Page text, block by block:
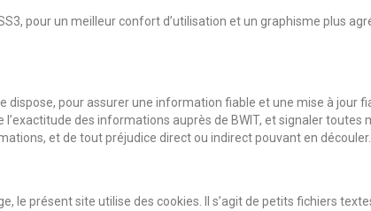
pour un meilleur confort d’utilisation et un graphisme plus
dispose, pour assurer une information fiable et une mise à jour
l’exactitude des informations auprès de BWIT, et signaler toutes
et de tout préjudice direct ou indirect pouvant en découler.
le présent site utilise des cookies. Il s’agit de petits fichiers